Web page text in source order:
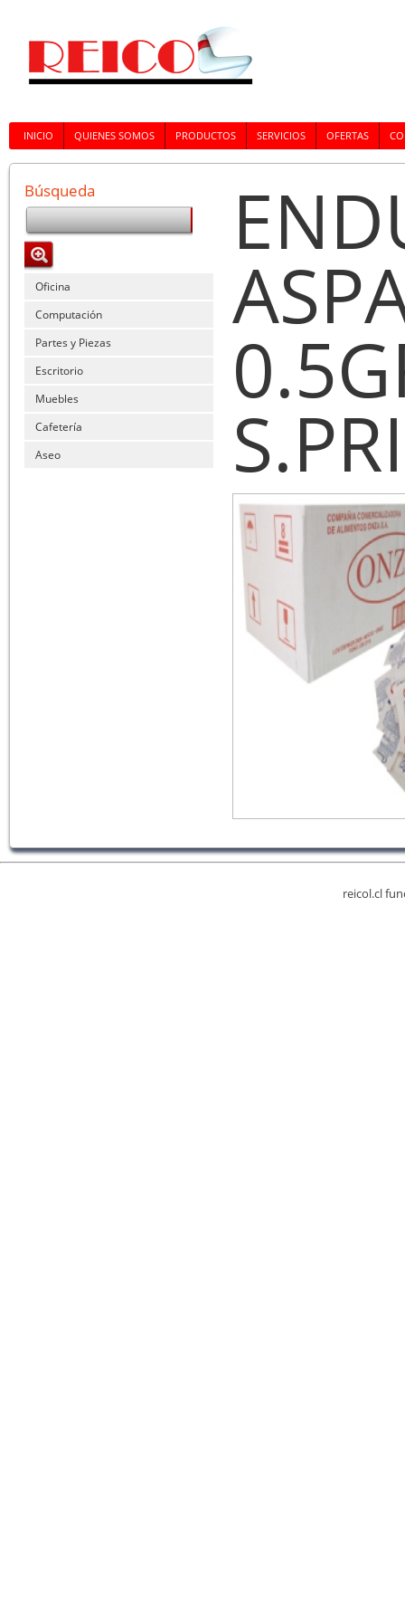
INICIO QUIENES SOMOS PRODUCTOS SERVICIOS OFERTAS
Búsqueda
Oficina
Computación
Partes y Piezas
Escritorio
Muebles
Cafetería
Aseo
reicol.cl